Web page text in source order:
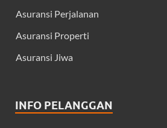
Asuransi Perjalanan
Asuransi Properti
Asuransi Jiwa
INFO PELANGGAN